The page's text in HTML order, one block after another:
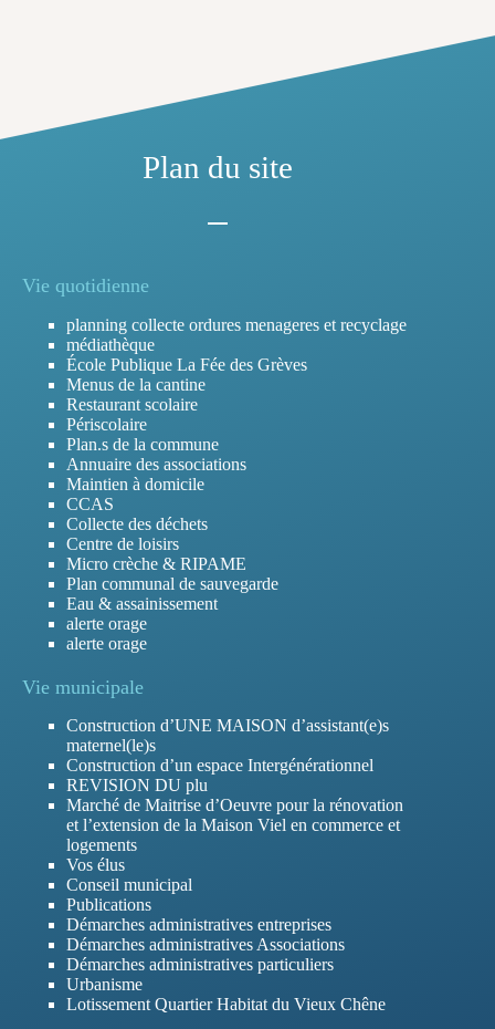
Plan du site
Vie quotidienne
planning collecte ordures menageres et recyclage
médiathèque
École Publique La Fée des Grèves
Menus de la cantine
Restaurant scolaire
Périscolaire
Plan.s de la commune
Annuaire des associations
Maintien à domicile
CCAS
Collecte des déchets
Centre de loisirs
Micro crèche & RIPAME
Plan communal de sauvegarde
Eau & assainissement
alerte orage
alerte orage
Vie municipale
Construction d’UNE MAISON d’assistant(e)s
maternel(le)s
Construction d’un espace Intergénérationnel
REVISION DU plu
Marché de Maitrise d’Oeuvre pour la rénovation
et l’extension de la Maison Viel en commerce et
logements
Vos élus
Conseil municipal
Publications
Démarches administratives entreprises
Démarches administratives Associations
Démarches administratives particuliers
Urbanisme
Lotissement Quartier Habitat du Vieux Chêne